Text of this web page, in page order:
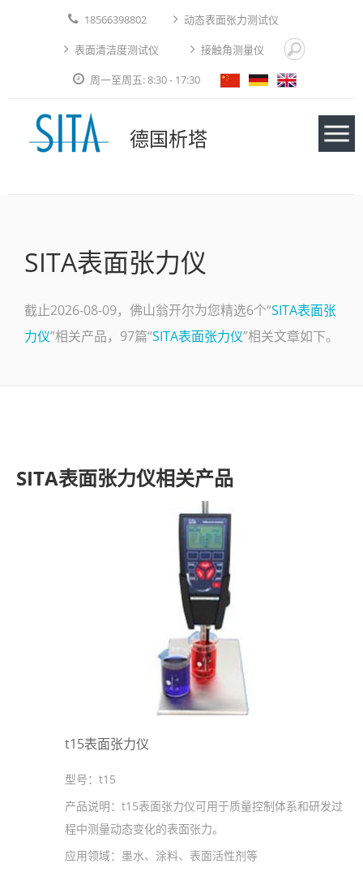
18566398802 动态表面张力测试仪
表面清洁度测试仪 接触角测量仪
周一至周五: 8:30 - 17:30
德国析塔
应用实例
技术论文
免费测试
联系
SITA表面张力仪
截止2026-08-09，佛山翁开尔为您精选6个“SITA表面张
力仪”相关产品，97篇“SITA表面张力仪”相关文章如下。
SITA表面张力仪相关产品
t15表面张力仪
型号： t15
产品说明： t15表面张力仪可用于质量控制体系和研发过
程中测量动态变化的表面张力。
应用领域： 墨水、涂料、表面活性剂等